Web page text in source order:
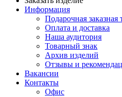
Информация
Подарочная заказная
Оплата и доставка
Наша аудитория
Товарный знак
Архив изделий
Отзывы и
Вакансии
Контакты
Офис